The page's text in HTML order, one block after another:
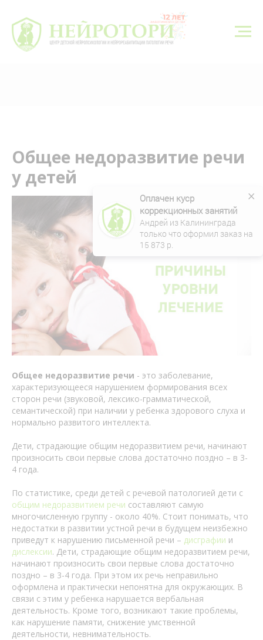
8 (3452) 550-548
neyrotori@gmail.com
Записаться
Общее недоразвитие речи
у детей
Общее недоразвитие речи - это заболевание,
характеризующееся нарушением формирования всех
сторон речи (звуковой, лексико-грамматической,
семантической) при наличии у ребенка здорового слуха и
нормально развитого интеллекта.
Дети, страдающие общим недоразвитием речи, начинают
произносить свои первые слова достаточно поздно – в 3-
4 года.
По статистике, среди детей с речевой патологией дети с
общим недоразвитием речи составляют самую
многочисленную группу - около 40%. Стоит понимать, что
недостатки в развитии устной речи в будущем неизбежно
приведут к нарушению письменной речи – дисграфии и
дислексии. Дети, страдающие общим недоразвитием речи,
начинают произносить свои первые слова достаточно
поздно – в 3-4 года. При этом их речь неправильно
оформлена и практически непонятна для окружающих. В
связи с этим у ребенка нарушается вербальная
деятельность. Кроме того, возникают такие проблемы,
как нарушение памяти, снижение умственной
деятельности, невнимательность.
Оплачен куср
коррекционных занятий
Андрей из Калининграда
15 873 р.
×